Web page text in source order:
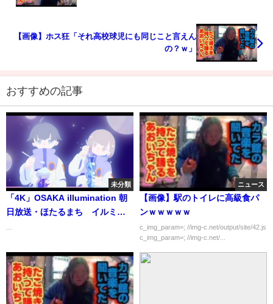
【画像】ホス狂「それ高校球児にも同じこと言えん
の？ｗ」
おすすめの記事
未分類
「4K」OSAKA illumination 朝
日放送・ほたるまち イルミネ
ニュース
【画像】駅のトイレに高級食パ
ンｗｗｗｗｗ
c_img_param=; //img-c.net/output/site/42.js
c_img_param=; //img-c.net/...